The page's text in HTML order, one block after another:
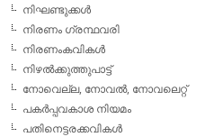
നിഘണ്ടുക്കള്‍
നിരണം ഗ്രന്ഥവരി
നിരണംകവികള്‍
നിഴല്‍ക്കുത്തുപാട്ട്
നോവെല്ല, നോവല്‍, നോവലെറ്റ്
പകര്‍പ്പവകാശ നിയമം
പതിനെട്ടരക്കവികള്‍